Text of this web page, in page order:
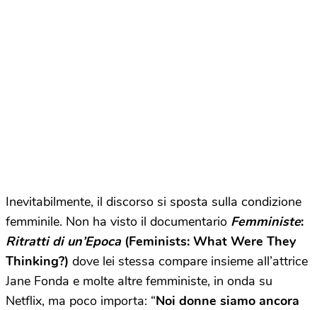
Inevitabilmente, il discorso si sposta sulla condizione
femminile. Non ha visto il documentario Femministe:
Ritratti di un’Epoca(Feminists: What Were They
Thinking?) dove lei stessa compare insieme all’attrice
Jane Fonda e molte altre femministe, in onda su
Netflix, ma poco importa: “Noi donne siamo ancora